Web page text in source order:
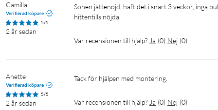
Camilla
Verifierad köpare
5/5
2 år sedan
Sonen jättenöjd, haft det i snart 3 veckor, inga bubblor. Sitter bra. Inte tappat telefonen så vet inte om det funkat okej men
hittentills nöjda.
Var recensionen till hjälp? Ja (0) Nej (0)
Anette
Verifierad köpare
5/5
2 år sedan
Tack för hjälpen med montering.
Var recensionen till hjälp? Ja (0) Nej (0)